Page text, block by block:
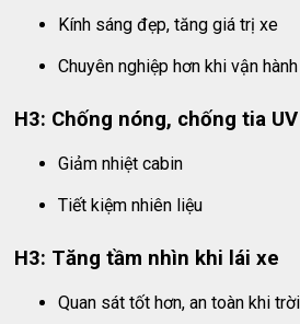
Kính sáng đẹp, tăng giá trị xe
Chuyên nghiệp hơn khi vận hành
H3: Chống nóng, chống tia UV
Giảm nhiệt cabin
Tiết kiệm nhiên liệu
H3: Tăng tầm nhìn khi lái xe
Quan sát tốt hơn, an toàn khi